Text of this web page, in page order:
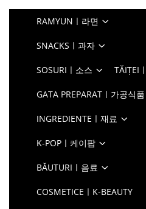
RAMYUNㅣ라면
SNACKSㅣ과자
SOSURIㅣ소스 TĂIȚEI
GATA PREPARATㅣ가공식품
INGREDIENTEㅣ재료
K-POPㅣ케이팝
BĂUTURIㅣ음료
COSMETICEㅣK-BEAUTY